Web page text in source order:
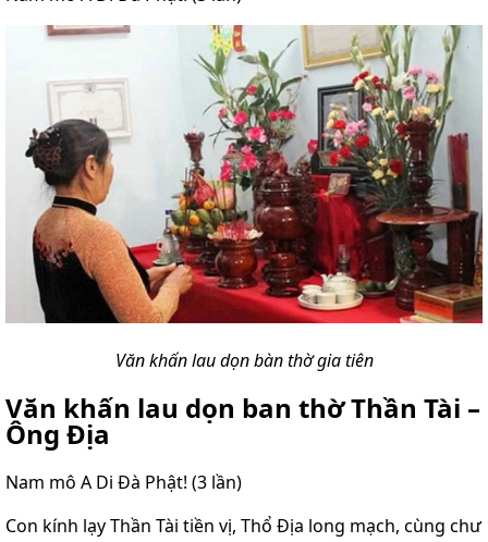
Văn khấn lau dọn bàn thờ gia tiên
Văn khấn lau dọn ban thờ Thần Tài –
Ông Địa
Nam mô A Di Đà Phật! (3 lần)
Con kính lạy Thần Tài tiền vị, Thổ Địa long mạch, cùng chư